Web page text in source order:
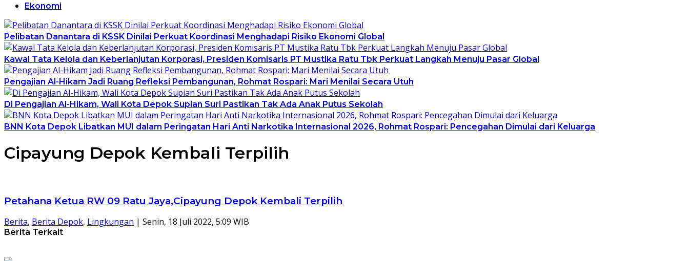
Ekonomi
Pelibatan Danantara di KSSK Dinilai Perkuat Koordinasi Menghadapi Risiko Ekonomi Global
Kawal Tata Kelola dan Keberlanjutan Korporasi, Presiden Komisaris PT Mustika Ratu Tbk Perkuat Langkah Menuju Pasar Global
Pengajian Al-Hikam Jadi Ruang Refleksi Pembangunan, Rohmat Rospari: Mari Menilai Secara Utuh
Di Pengajian Al-Hikam, Wali Kota Depok Supian Suri Pastikan Tak Ada Anak Putus Sekolah
BNN Kota Depok Libatkan MUI dalam Peringatan Hari Anti Narkotika Internasional 2026, Rohmat Rospari: Pencegahan Dimulai dari Keluarga
Cipayung Depok Kembali Terpilih
Petahana Ketua RW 09 Ratu Jaya,Cipayung Depok Kembali Terpilih
Berita, Berita Depok, Lingkungan | Senin, 18 Juli 2022, 5:09 WIB
Berita Terkait